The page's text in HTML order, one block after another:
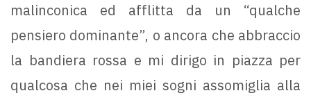
malinconica ed afflitta da un “qualche
pensiero dominante”, o ancora che abbraccio
la bandiera rossa e mi dirigo in piazza per
qualcosa che nei miei sogni assomiglia alla